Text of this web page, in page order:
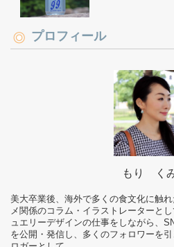
プロフィール
もり く
美大卒業後、海外で多くの食文化に触
メ関係のコラム・イラストレーターと
ュエリーデザインの仕事をしながら、
を公開・発信し、多くのフォロワーを